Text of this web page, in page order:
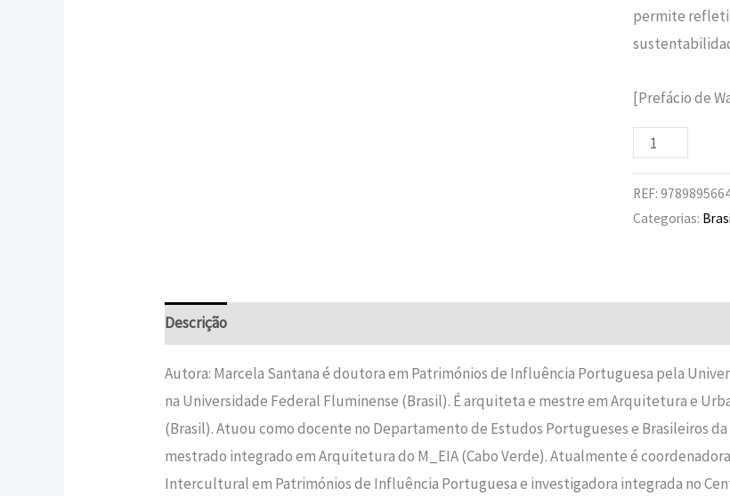
permite
[Prefácio de
REF:
Categorias:
Descrição
Autora: Marcela Santana é doutora em Patrimónios de Influência Portuguesa pela
na Universidade Federal Fluminense (Brasil). É arquiteta e mestre em Arquitetura e
(Brasil). Atuou como docente no Departamento de Estudos Portugueses e Brasileiros
mestrado integrado em Arquitetura do M_EIA (Cabo Verde). Atualmente é
Intercultural em Patrimónios de Influência Portuguesa e investigadora integrada no